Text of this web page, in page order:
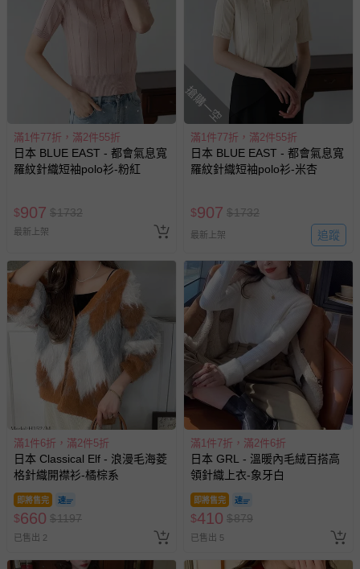
滿1件77折，滿2件55折
日本 BLUE EAST - 都會氣息寬
羅紋針織短袖polo衫-粉紅
$907 $1732
最新上架
搶購一空
滿1件77折，滿2件55折
日本 BLUE EAST - 都會氣息寬
羅紋針織短袖polo衫-米杏
$907 $1732
最新上架 追蹤
滿1件6折，滿2件5折
日本 Classical Elf - 浪漫毛海菱
格針織開襟衫-橘棕系
即將售完
$660 $1197
已售出 2
滿1件7折，滿2件6折
日本 GRL - 溫暖內毛絨百搭高
領針織上衣-象牙白
即將售完
$410 $879
已售出 5